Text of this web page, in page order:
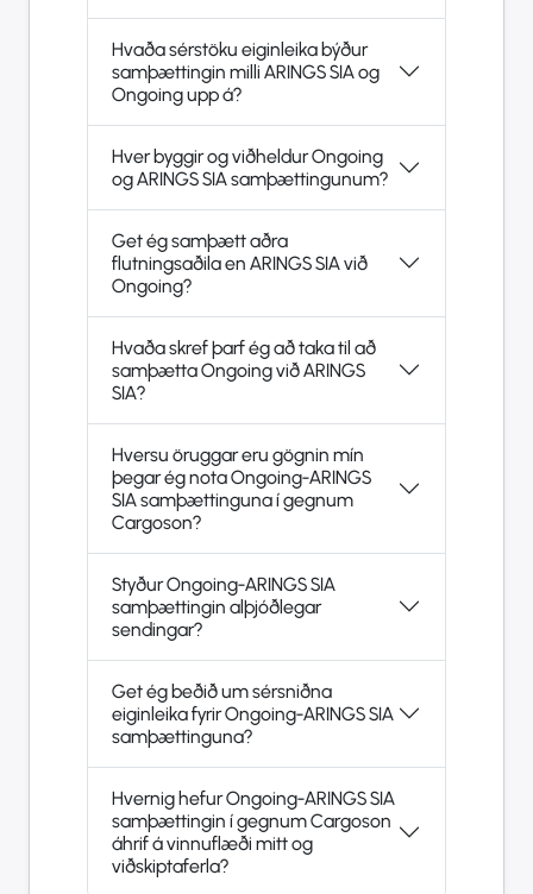
Hvaða sérstöku eiginleika býður
samþættingin milli ARINGS SIA og
Ongoing upp á?
Hver byggir og viðheldur Ongoing
og ARINGS SIA samþættingunum?
Get ég samþætt aðra
flutningsaðila en ARINGS SIA við
Ongoing?
Hvaða skref þarf ég að taka til að
samþætta Ongoing við ARINGS
SIA?
Hversu öruggar eru gögnin mín
þegar ég nota Ongoing-ARINGS
SIA samþættinguna í gegnum
Cargoson?
Styður Ongoing-ARINGS SIA
samþættingin alþjóðlegar
sendingar?
Get ég beðið um sérsniðna
eiginleika fyrir Ongoing-ARINGS SIA
samþættinguna?
Hvernig hefur Ongoing-ARINGS SIA
samþættingin í gegnum Cargoson
áhrif á vinnuflæði mitt og
viðskiptaferla?